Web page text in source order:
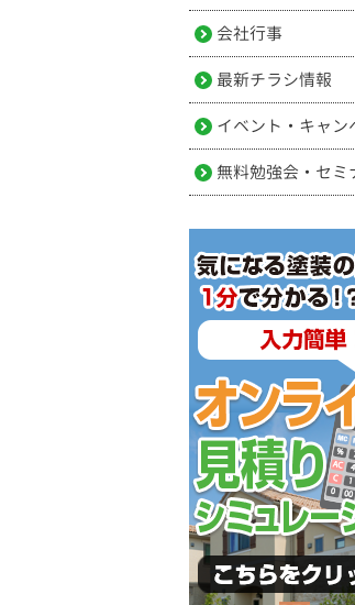
会社行事
最新チラシ情報
イベント・キャン
無料勉強会・セミ